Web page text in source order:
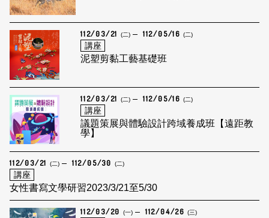
112/03/21 (二) 112/05/16 (二)
講座
泥塑剪黏工藝基礎班
112/03/21 (二) 112/05/16 (二)
講座
議題策展與體驗設計跨域養成班【遠距教
學】
112/03/21 (二) 112/05/30 (二)
講座
女性書寫文學研習2023/3/21至5/30
112/03/20 (一) 112/04/26 (三)